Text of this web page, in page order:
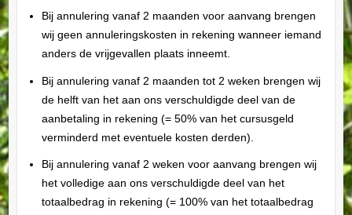
Bij annulering vanaf 2 maanden voor aanvang brengen
wij geen annuleringskosten in rekening wanneer iemand
anders de vrijgevallen plaats inneemt.
Bij annulering vanaf 2 maanden tot 2 weken brengen wij
de helft van het aan ons verschuldigde deel van de
aanbetaling in rekening (= 50% van het cursusgeld
verminderd met eventuele kosten derden).
Bij annulering vanaf 2 weken voor aanvang brengen wij
het volledige aan ons verschuldigde deel van het
totaalbedrag in rekening (= 100% van het totaalbedrag